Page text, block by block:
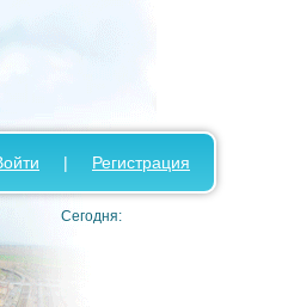
| Регистрация
Сегодня: